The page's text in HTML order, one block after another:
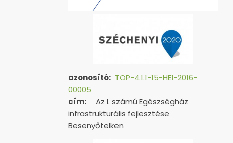
azonosító: TOP-4.1.1-15-HE1-2016-
00005
cím:
Az I. számú Egészségház
infrastrukturális fejlesztése
Besenyőtelken